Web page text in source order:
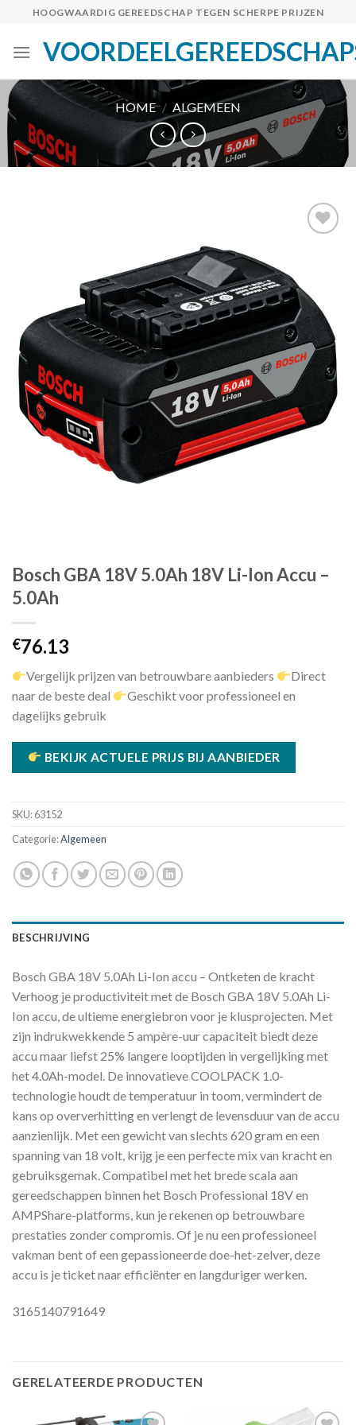
content
HOOGWAARDIG GEREEDSCHAP TEGEN SCHERPE PRIJZEN
HOME / ALGEMEEN
Toevoegen
aan
verlanglijst
Bosch GBA 18V 5.0Ah 18V Li-Ion Accu –
5.0Ah
€76.13
Vergelijk prijzen van betrouwbare aanbieders
Direct
naar de beste deal
Geschikt voor professioneel en
dagelijks gebruik
BEKIJK ACTUELE PRIJS BIJ AANBIEDER
SKU:63152
Categorie:Algemeen
BESCHRIJVING
Bosch GBA 18V 5.0Ah Li-Ion accu – Ontketen de kracht
Verhoog je productiviteit met de Bosch GBA 18V 5.0Ah Li-
Ion accu, de ultieme energiebron voor je klusprojecten. Met
zijn indrukwekkende 5 ampère-uur capaciteit biedt deze
accu maar liefst 25% langere looptijden in vergelijking met
het 4.0Ah-model. De innovatieve COOLPACK 1.0-
technologie houdt de temperatuur in toom, vermindert de
kans op oververhitting en verlengt de levensduur van de accu
aanzienlijk. Met een gewicht van slechts 620 gram en een
spanning van 18 volt, krijg je een perfecte mix van kracht en
gebruiksgemak. Compatibel met het brede scala aan
gereedschappen binnen het Bosch Professional 18V en
AMPShare-platforms, kun je rekenen op betrouwbare
prestaties zonder compromis. Of je nu een professioneel
vakman bent of een gepassioneerde doe-het-zelver, deze
accu is je ticket naar efficiënter en langduriger werken.
3165140791649
GERELATEERDE PRODUCTEN